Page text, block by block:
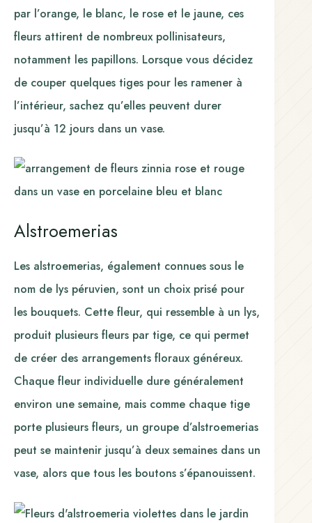
par l’orange, le blanc, le rose et le jaune, ces
fleurs attirent de nombreux pollinisateurs,
notamment les papillons. Lorsque vous décidez
de couper quelques tiges pour les ramener à
l’intérieur, sachez qu’elles peuvent durer
jusqu’à 12 jours dans un vase.
Alstroemerias
Les alstroemerias, également connues sous le
nom de lys péruvien, sont un choix prisé pour
les bouquets. Cette fleur, qui ressemble à un lys,
produit plusieurs fleurs par tige, ce qui permet
de créer des arrangements floraux généreux.
Chaque fleur individuelle dure généralement
environ une semaine, mais comme chaque tige
porte plusieurs fleurs, un groupe d’alstroemerias
peut se maintenir jusqu’à deux semaines dans un
vase, alors que tous les boutons s’épanouissent.